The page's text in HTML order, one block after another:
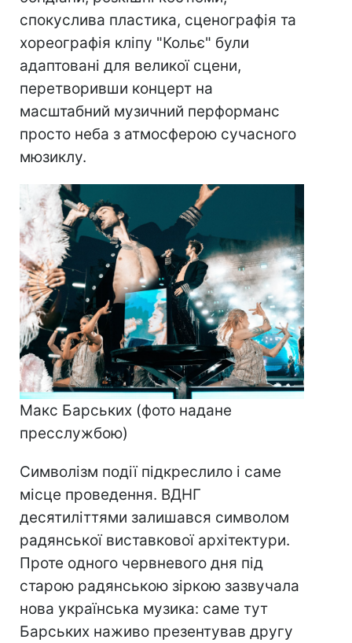
спокуслива пластика, сценографія та
хореографія кліпу "Кольє" були
адаптовані для великої сцени,
перетворивши концерт на
масштабний музичний перформанс
просто неба з атмосферою сучасного
мюзиклу.
Макс Барських (фото надане
пресслужбою)
Символізм події підкреслило і саме
місце проведення. ВДНГ
десятиліттями залишався символом
радянської виставкової архітектури.
Проте одного червневого дня під
старою радянською зіркою зазвучала
нова українська музика: саме тут
Барських наживо презентував другу